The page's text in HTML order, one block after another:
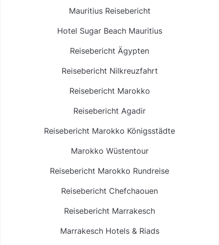
Mauritius Reisebericht
Hotel Sugar Beach Mauritius
Reisebericht Ägypten
Reisebericht Nilkreuzfahrt
Reisebericht Marokko
Reisebericht Agadir
Reisebericht Marokko Königsstädte
Marokko Wüstentour
Reisebericht Marokko Rundreise
Reisebericht Chefchaouen
Reisebericht Marrakesch
Marrakesch Hotels & Riads